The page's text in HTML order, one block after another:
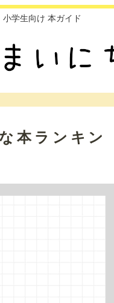
学生向け 本ガイド
本ランキン